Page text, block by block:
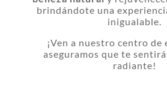
brindándote una
inigualable.
¡Ven a nuestro centro de
aseguramos que te
radiante!